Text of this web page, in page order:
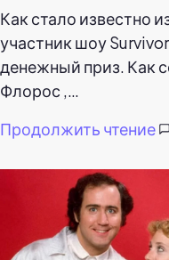
Как стало известно
участник шоу
денежный приз. Как
Флорос ,…
Продолжить чтение